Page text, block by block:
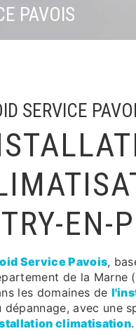
PAVOIS
SERVICE
EN-
Service Pavois,
de la Marne
les domaines de
dépannage, avec une
climatisation